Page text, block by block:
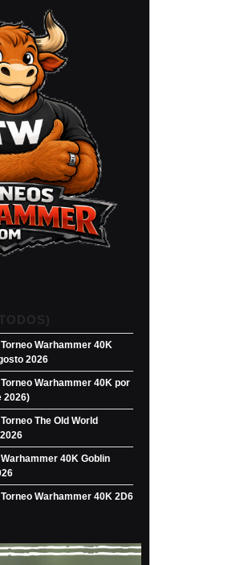
Warhammer 40K
2026
Warhammer 40K por
2026)
The Old World
40K Goblin
Warhammer 40K 2D6